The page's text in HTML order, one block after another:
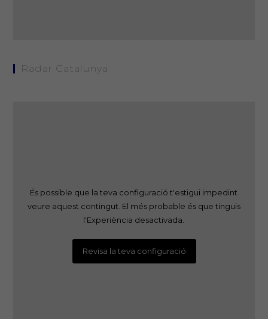
Radar Catalunya
És possible que la teva configuració t'estigui impedint
veure aquest contingut. El més probable és que tinguis
l'Experiència desactivada.
Revisa la teva configuració